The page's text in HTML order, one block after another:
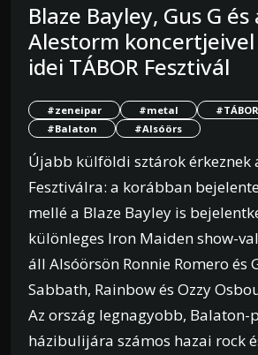
Blaze Bayley, Gus G és
Alestorm koncertjeivel
idei TÁBOR Fesztivál
#zeneipar #metal
#Balaton
#Alsóörs
Újabb külföldi sztárok érkeznek
Fesztiválra: a korábban
mellé a Blaze Bayley is
különleges Iron Maiden show-
áll Alsóörsön Ronnie Romero és
Sabbath, Rainbow és Ozzy
Az ország legnagyobb, Balaton-
házibulijára számos hazai rock